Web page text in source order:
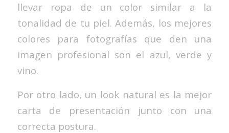
llevar ropa de un color similar a la
tonalidad de tu piel. Además, los mejores
colores para fotografías que den una
imagen profesional son el azul, verde y
vino.
Por otro lado, un look natural es la mejor
carta de presentación junto con una
correcta postura.